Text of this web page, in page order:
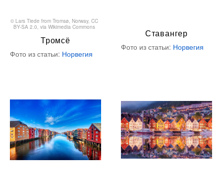
© Lars Tiede from Tromsø, Norway, CC
BY-SA 2.0, via Wikimedia Commons
Тромсё
Фото из статьи: Норвегия
Ставангер
Фото из статьи: Норвегия